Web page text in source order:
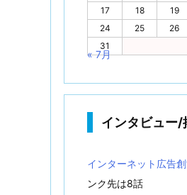
17
18 19
24
25 26
31
« 7月
インタビュー/
インターネット広告
ンク先は8話